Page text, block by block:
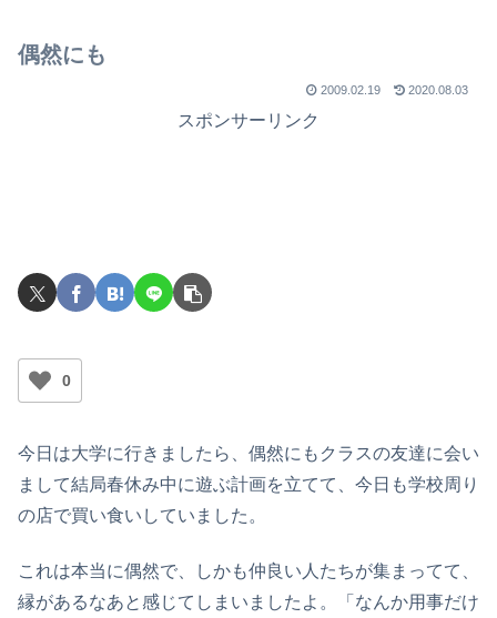
偶然にも
2009.02.19 2020.08.03
スポンサーリンク
0
今日は大学に行きましたら、偶然にもクラスの友達に会い
まして結局春休み中に遊ぶ計画を立てて、今日も学校周り
の店で買い食いしていました。
これは本当に偶然で、しかも仲良い人たちが集まってて、
縁があるなあと感じてしまいましたよ。「なんか用事だけ